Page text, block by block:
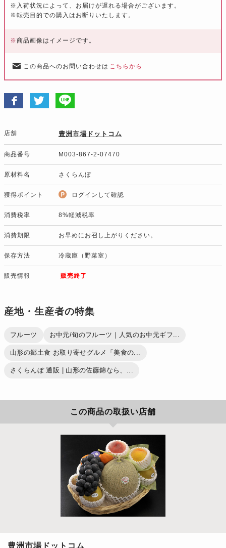
※入荷状況によって、お届けが遅れる場合がございます。
※転売目的での購入はお断りいたします。
※商品画像はイメージです。
この商品へのお問い合わせは こちらから
店舗 豊洲市場ドットコム
商品番号 M003-867-2-07470
原材料名 さくらんぼ
獲得ポイント ログインして確認
消費税率 8%軽減税率
消費期限 お早めにお召し上がりください。
保存方法 冷蔵庫（野菜室）
販売情報 販売終了
産地・生産者の特集
フルーツ お中元/旬のフルーツ｜人気のお中元ギフ...
山形の郷土食 お取り寄せグルメ「美食の...
さくらんぼ 通販 | 山形の佐藤錦なら、...
この商品の取扱い店舗
豊洲市場ドットコム